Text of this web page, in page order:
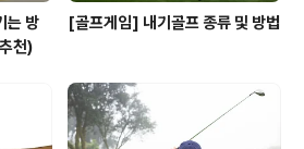
는 방
천)
[골프게임] 내기골프 종류 및 방법